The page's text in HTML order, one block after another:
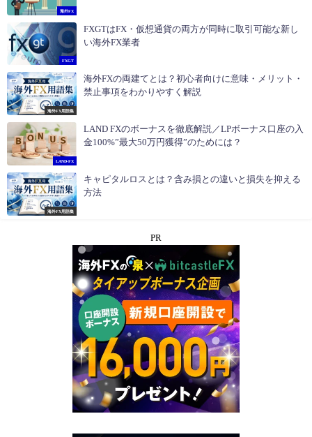
海外FX
FXGT
FXGTはFX・仮想通貨の両方が同時に取引可能な新し
い海外FX業者
海外FX用語集
海外FXの両建てとは？初心者向けに意味・メリット・
禁止事項をわかりやすく解説
LAND-FX
LAND FXのボーナスを徹底解説／LPボーナス口座の入
金100%”最大50万円獲得”のためには？
海外FX用語集
キャピタルロスとは？含み損との違いと損失を抑える
方法
PR